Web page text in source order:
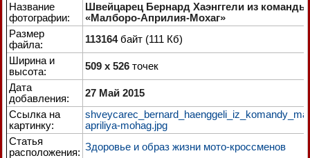
Название
фотографии:
Швейцарец Бернард Хаэнггели из команды
«Малборо-Априлия-Мохаг»
Размер
файла:
113164байт (111 Кб)
Ширина и
высота:
509 x 526 точек
Дата
добавления:
27 Май 2015
Ссылка на
картинку:
apriliya-mohag.jpg
Статья
расположения: Здоровье и образ жизни мото-кроссменов